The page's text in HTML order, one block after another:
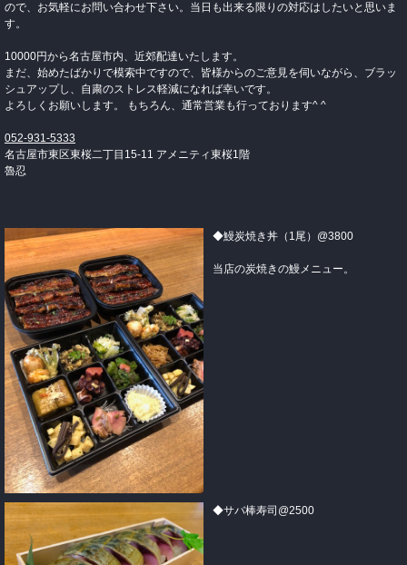
ので、お気軽にお問い合わせ下さい。当日も出来る限りの対応はしたいと思いま
す。
10000円から名古屋市内、近郊配達いたします。
まだ、始めたばかりで模索中ですので、皆様からのご意見を伺いながら、ブラッ
シュアップし、自粛のストレス軽減になれば幸いです。
よろしくお願いします。 もちろん、通常営業も行っております^ ^
052-931-5333
名古屋市東区東桜二丁目15-11 アメニティ東桜1階
魯忍
◆鰻炭焼き丼（1尾）@3800
当店の炭焼きの鰻メニュー。
◆サバ棒寿司@2500